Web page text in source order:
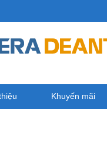
Khuyến mãi